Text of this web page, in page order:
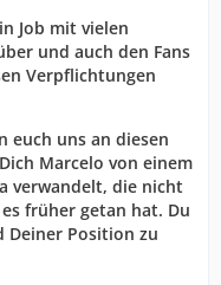
Job mit vielen
und auch den Fans
Verpflichtungen
euch uns an diesen
Marcelo von einem
verwandelt, die nicht
früher getan hat. Du
Deiner Position zu